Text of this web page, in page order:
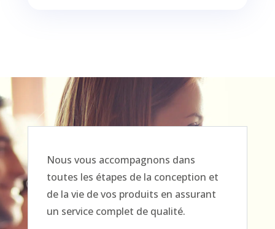
Nous vous accompagnons dans
toutes les étapes de la conception et
de la vie de vos produits en assurant
un service complet de qualité.